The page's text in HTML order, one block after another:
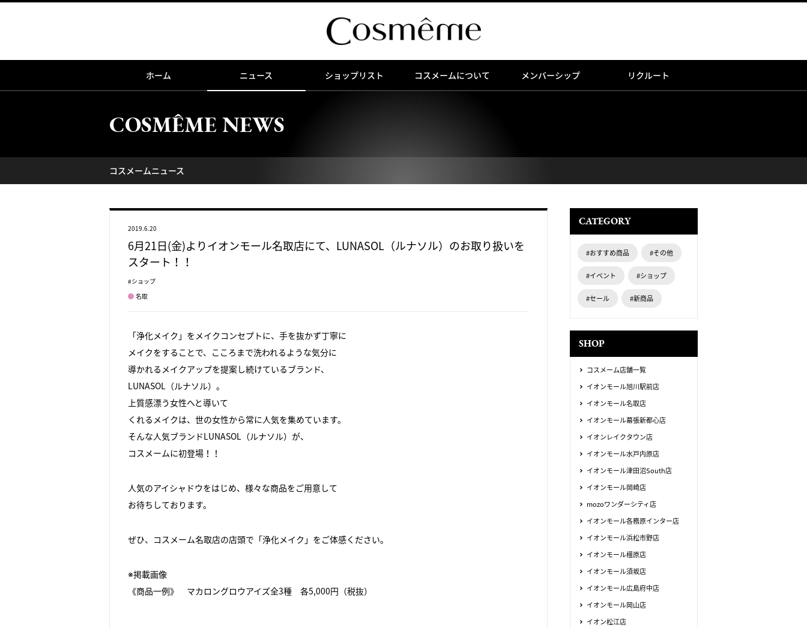
ホーム ニュース ショップリスト コスメームについて メンバーシップ リクルート
COSMÊME NEWS
コスメームニュース
2019.6.20
6月21日(金)よりイオンモール名取店にて、LUNASOL（ルナソル）のお取り扱いを
スタート！！
#ショップ
名取
「浄化メイク」をメイクコンセプトに、手を抜かず丁寧に
メイクをすることで、こころまで洗われるような気分に
導かれるメイクアップを提案し続けているブランド、
LUNASOL（ルナソル）。
上質感漂う女性へと導いて
くれるメイクは、世の女性から常に人気を集めています。
そんな人気ブランドLUNASOL（ルナソル）が、
コスメームに初登場！！
人気のアイシャドウをはじめ、様々な商品をご用意して
お待ちしております。
ぜひ、コスメーム名取店の店頭で「浄化メイク」をご体感ください。
※掲載画像
《商品一例》 マカロングロウアイズ全3種 各5,000円（税抜）
CATEGORY
#おすすめ商品 #その他
#イベント #ショップ
#セール #新商品
SHOP
コスメーム店舗一覧
イオンモール旭川駅前店
イオンモール名取店
イオンモール幕張新都心店
イオンレイクタウン店
イオンモール水戸内原店
イオンモール津田沼South店
イオンモール岡崎店
mozoワンダーシティ店
イオンモール各務原インター店
イオンモール浜松市野店
イオンモール橿原店
イオンモール須坂店
イオンモール広島府中店
イオンモール岡山店
イオン松江店